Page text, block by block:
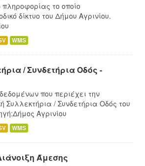
το οποίο
δίκτυο του Δήμου Αγρινίου.
WMS
/ Συνδετήρια Οδός -
που περιέχει την
Συλλεκτήρια / Συνδετήρια Οδός του
Αγρινίου
WMS
Άμεσης